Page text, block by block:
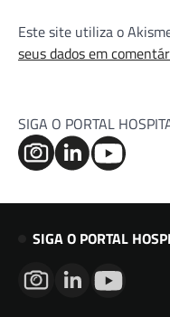
Este site utiliza o
seus dados em
SIGA O PORTAL
SIGA O PORTAL